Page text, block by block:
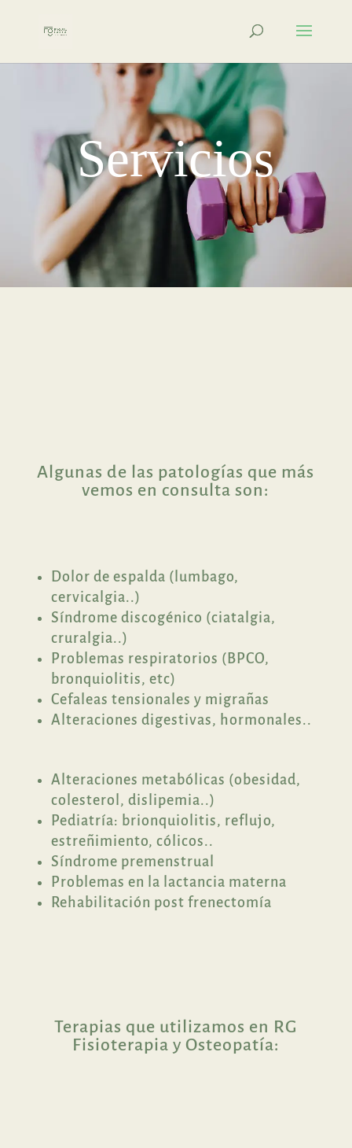
Servicios
Algunas de las patologías que más
vemos en consulta son:
Dolor de espalda (lumbago,
cervicalgia..)
Síndrome discogénico (ciatalgia,
cruralgia..)
Problemas respiratorios (BPCO,
bronquiolitis, etc)
Cefaleas tensionales y migrañas
Alteraciones digestivas, hormonales..
Alteraciones metabólicas (obesidad,
colesterol, dislipemia..)
Pediatría: brionquiolitis, reflujo,
estreñimiento, cólicos..
Síndrome premenstrual
Problemas en la lactancia materna
Rehabilitación post frenectomía
Terapias que utilizamos en RG
Fisioterapia y Osteopatía: